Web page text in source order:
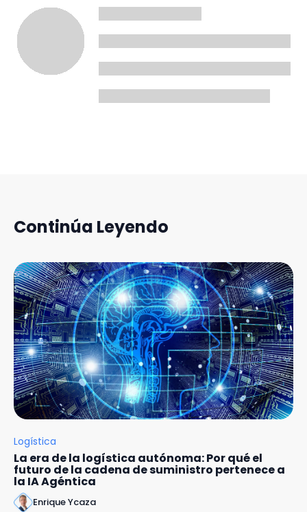
Continúa Leyendo
Logística
La era de la logística autónoma: Por qué el
futuro de la cadena de suministro pertenece a
la IA Agéntica
Enrique Ycaza